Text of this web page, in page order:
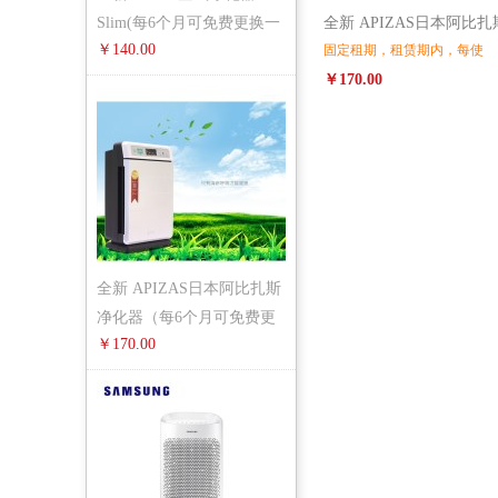
Slim(每6个月可免费更换一
￥140.00
全新 APIZAS日本阿比扎斯
净化器（每6个月可免费更
换一
￥170.00
全新 APIZAS日本阿比扎
固定租期，租赁期内，每使
￥170.00